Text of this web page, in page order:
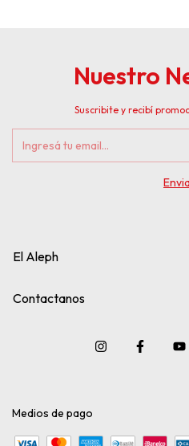
Nuestro
Suscribite y recibí
El Aleph
Contactanos
Medios de pago